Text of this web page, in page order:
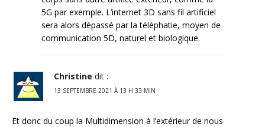
5G par exemple. L’internet 3D sans fil artificiel
sera alors dépassé par la téléphatie, moyen de
communication 5D, naturel et biologique.
Christine dit :
13 SEPTEMBRE 2021 À 13 H 33 MIN
Et donc du coup la Multidimension à l’extérieur de nous